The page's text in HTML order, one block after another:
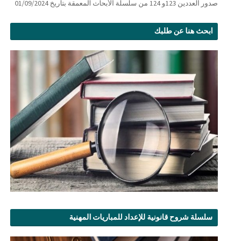
صدور العددين 123و 124 من سلسلة الأبحاث المعمقة بتاريخ 01/09/2024
ابحث هنا عن طلبك
سلسلة شروح قانونية للإعداد للمباريات المهنية